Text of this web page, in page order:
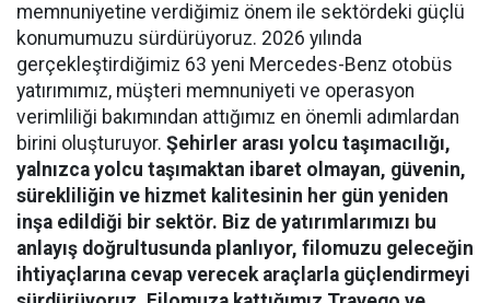
memnuniyetine verdiğimiz önem ile sektördeki güçlü
konumumuzu sürdürüyoruz. 2026 yılında
gerçekleştirdiğimiz 63 yeni Mercedes-Benz otobüs
yatırımımız, müşteri memnuniyeti ve operasyon
verimliliği bakımından attığımız en önemli adımlardan
birini oluşturuyor. Şehirler arası yolcu taşımacılığı,
yalnızca yolcu taşımaktan ibaret olmayan, güvenin,
sürekliliğin ve hizmet kalitesinin her gün yeniden
inşa edildiği bir sektör. Biz de yatırımlarımızı bu
anlayış doğrultusunda planlıyor, filomuzu geleceğin
ihtiyaçlarına cevap verecek araçlarla güçlendirmeyi